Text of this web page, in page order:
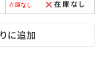
在庫なし